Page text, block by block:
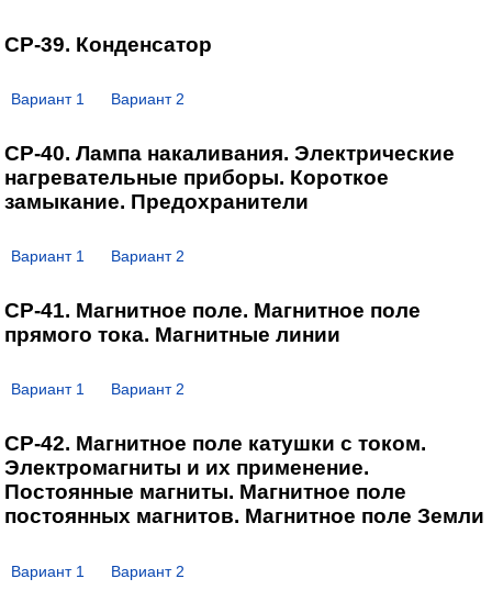
СР-39. Конденсатор
Вариант 1 Вариант 2
СР-40. Лампа накаливания. Электрические
нагревательные приборы. Короткое
замыкание. Предохранители
Вариант 1 Вариант 2
СР-41. Магнитное поле. Магнитное поле
прямого тока. Магнитные линии
Вариант 1 Вариант 2
СР-42. Магнитное поле катушки с током.
Электромагниты и их применение.
Постоянные магниты. Магнитное поле
постоянных магнитов. Магнитное поле Земли
Вариант 1 Вариант 2